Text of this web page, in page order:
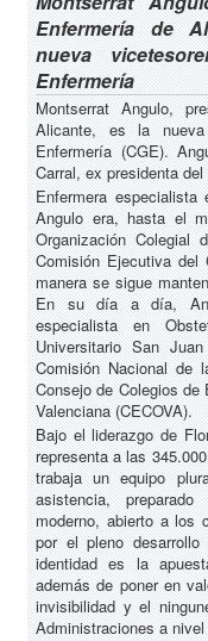
Enfermería de
nueva
Enfermería
Montserrat Angulo,
Alicante, es la
Enfermería (CGE).
Carral, ex presidenta
Enfermera
Angulo era, hasta el
Organización
Comisión Ejecutiva del
manera se sigue
En su día a día,
especialista en
Universitario San
Comisión Nacional de
Consejo de Colegios
Valenciana (CECOVA).
Bajo el liderazgo de
representa a las
trabaja un equipo
asistencia,
moderno, abierto a los
por el pleno
identidad es la
además de poner en
invisibilidad y el
Administraciones a